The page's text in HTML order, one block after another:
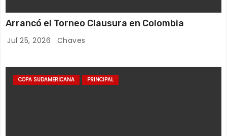
Arrancó el Torneo Clausura en Colombia
Jul 25, 2026 Chaves
COPA SUDAMERICANA PRINCIPAL